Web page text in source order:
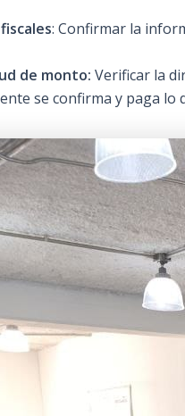
: Confirmar la
de monto: Verificar la
se confirma y paga lo